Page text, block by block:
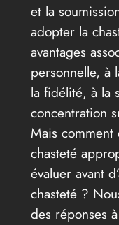
et la
adopter la
avantages
personnelle, à
la fidélité, à la
concentration
Mais
chasteté
évaluer avant
chasteté ?
des réponses